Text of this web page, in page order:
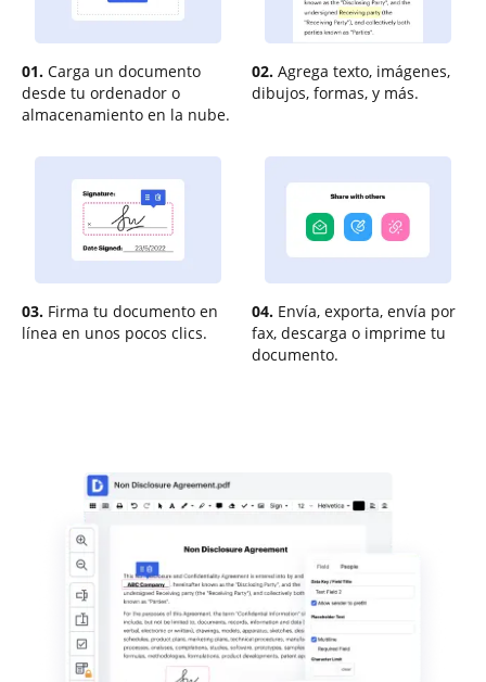
01. Carga un documento
desde tu ordenador o
almacenamiento en la nube.
02. Agrega texto, imágenes,
dibujos, formas, y más.
03. Firma tu documento en
línea en unos pocos clics.
04. Envía, exporta, envía por
fax, descarga o imprime tu
documento.